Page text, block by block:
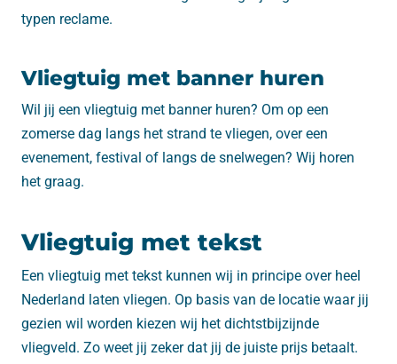
typen reclame.
Vliegtuig met banner huren
Wil jij een vliegtuig met banner huren? Om op een
zomerse dag langs het strand te vliegen, over een
evenement, festival of langs de snelwegen? Wij horen
het graag.
Vliegtuig met tekst
Een vliegtuig met tekst kunnen wij in principe over heel
Nederland laten vliegen. Op basis van de locatie waar jij
gezien wil worden kiezen wij het dichtstbijzijnde
vliegveld. Zo weet jij zeker dat jij de juiste prijs betaalt.